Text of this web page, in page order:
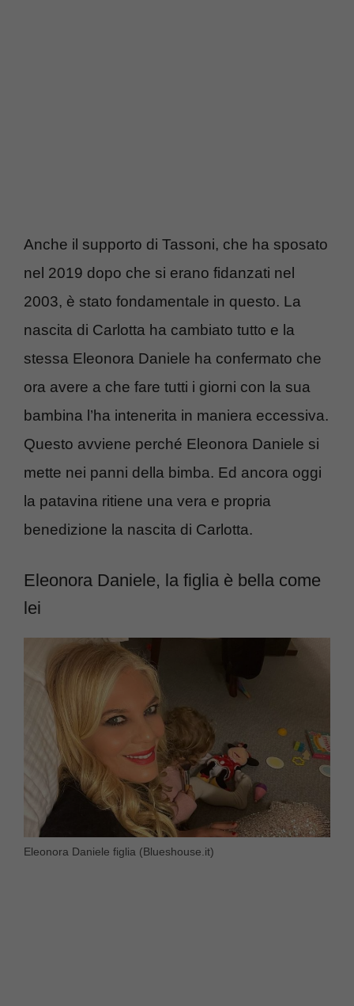
Anche il supporto di Tassoni, che ha sposato
nel 2019 dopo che si erano fidanzati nel
2003, è stato fondamentale in questo. La
nascita di Carlotta ha cambiato tutto e la
stessa Eleonora Daniele ha confermato che
ora avere a che fare tutti i giorni con la sua
bambina l’ha intenerita in maniera eccessiva.
Questo avviene perché Eleonora Daniele si
mette nei panni della bimba. Ed ancora oggi
la patavina ritiene una vera e propria
benedizione la nascita di Carlotta.
Eleonora Daniele, la figlia è bella come
lei
Eleonora Daniele figlia (Blueshouse.it)